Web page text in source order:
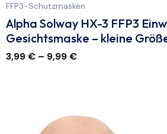
FFP3-Schutzmasken
Alpha Solway HX-3 FFP3
Gesichtsmaske – kleine
3,99€ – 9,99€